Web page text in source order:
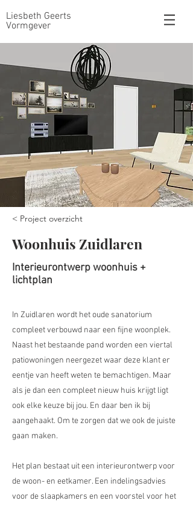
Liesbeth Geerts
Vormgever
< Project overzicht
Woonhuis Zuidlaren
Interieurontwerp woonhuis +
lichtplan
In Zuidlaren wordt het oude sanatorium
compleet verbouwd naar een fijne woonplek.
Naast het bestaande pand worden een viertal
patiowoningen neergezet waar deze klant er
eentje van heeft weten te bemachtigen. Maar
als je dan een compleet nieuw huis krijgt ligt
ook elke keuze bij jou. En daar ben ik bij
aangehaakt. Om te zorgen dat we ook de juiste
gaan maken.
Het plan bestaat uit een interieurontwerp voor
de woon- en eetkamer. Een indelingsadvies
voor de slaapkamers en een voorstel voor het